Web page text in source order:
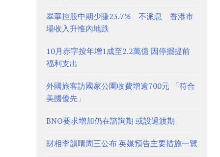
翠華控股中期少賺23.7% 不派息 香港市
場收入升惟內地跌
10月赤字按年增1成至2.2萬億 因停擺提前
福利支出
外國旅客訪國家公園收費增逾700元 「符合
美國優先」
BNO要求增加仍在諮詢期 或設過渡期
財相李韻晴周三公布 英媒預告主要措施一覽